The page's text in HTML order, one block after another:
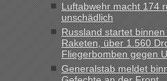
15.6. in Krakovets rüber. Sehr
Früh. Mit sehr sehr wenig
8 PKW vor der Schranke....“
inBerichte und
Luftabwehr macht 174
unschädlich
Russland startet
Raketen, über 1.560
Fliegerbomben gegen
Generalstab meldet